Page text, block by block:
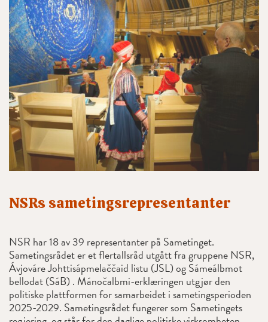
NSRs sametingsrepresentanter
NSR har 18 av 39 representanter på Sametinget.
Sametingsrådet er et flertallsråd utgått fra gruppene NSR,
Ávjováre Johttisápmelaččaid listu (JSL) og Sámeálbmot
bellodat (SáB) . Mánočalbmi-erklæringen utgjør den
politiske plattformen for samarbeidet i sametingsperioden
2025-2029. Sametingsrådet fungerer som Sametingets